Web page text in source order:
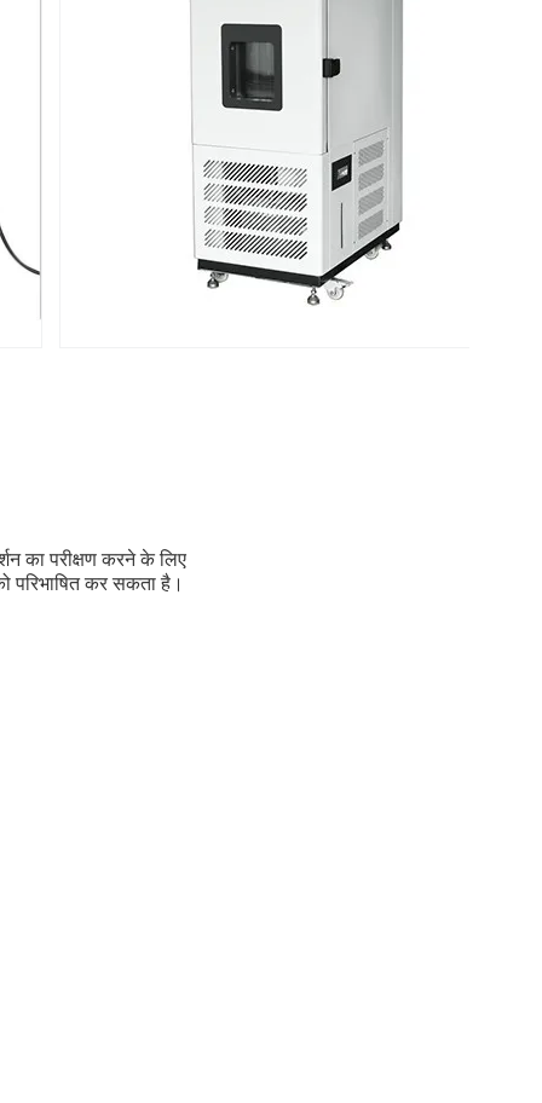
का परीक्षण करने के लिए
परिभाषित कर सकता है।